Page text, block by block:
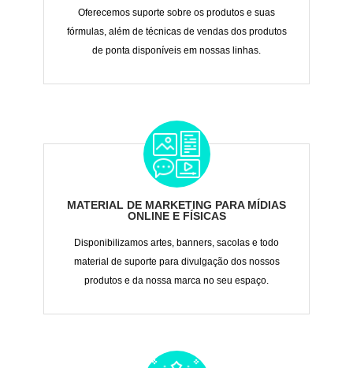
Oferecemos suporte sobre os produtos e suas
fórmulas, além de técnicas de vendas dos produtos
de ponta disponíveis em nossas linhas.
MATERIAL DE MARKETING PARA MÍDIAS
ONLINE E FÍSICAS
Disponibilizamos artes, banners, sacolas e todo
material de suporte para divulgação dos nossos
produtos e da nossa marca no seu espaço.